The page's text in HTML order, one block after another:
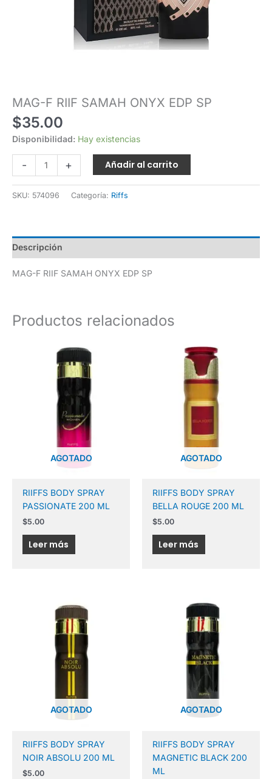
MAG-F RIIF SAMAH ONYX EDP SP
$35.00
Disponibilidad: Hay existencias
- + Añadir al carrito
SKU: 574096 Categoría: Riffs
Descripción
MAG-F RIIF SAMAH ONYX EDP SP
Productos relacionados
AGOTADO
RIIFFS BODY SPRAY
PASSIONATE 200 ML
$5.00
Leer más
AGOTADO
RIIFFS BODY SPRAY
BELLA ROUGE 200 ML
$5.00
Leer más
AGOTADO
RIIFFS BODY SPRAY
NOIR ABSOLU 200 ML
$5.00
AGOTADO
RIIFFS BODY SPRAY
MAGNETIC BLACK 200
ML